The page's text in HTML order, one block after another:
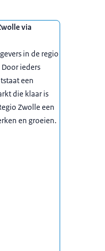
via
in de regio
ieders
een
die klaar is
Zwolle een
en groeien.